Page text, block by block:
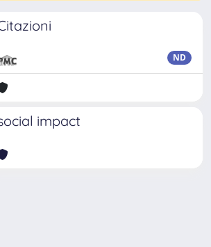
ND
impact